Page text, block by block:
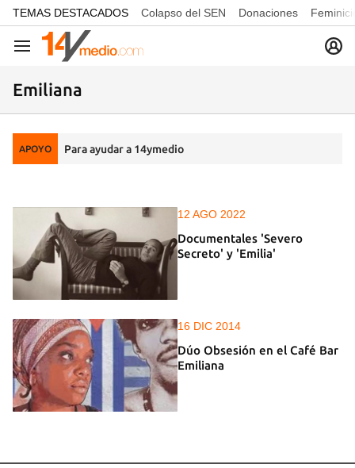
common.go-to-content
TEMAS DESTACADOS Colapso del SEN Donaciones
Navegación
Emiliana
APOYO Para ayudar a 14ymedio
12 AGO 2022
Documentales 'Severo
Secreto' y 'Emilia'
16 DIC 2014
Dúo Obsesión en el Café Bar
Emiliana